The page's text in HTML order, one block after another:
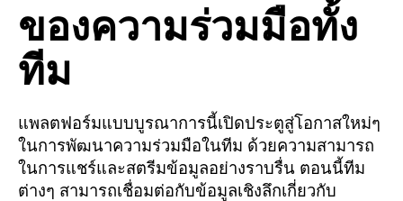
ของความร่วมมือทั้ง
ทีม
แพลตฟอร์มแบบบูรณาการนี้เปิดประตูสู่โอกาสใหม่ๆ
ในการพัฒนาความร่วมมือในทีม ด้วยความสามารถ
ในการแชร์และสตรีมข้อมูลอย่างราบรื่น ตอนนี้ทีม
ต่างๆ สามารถเชื่อมต่อกับข้อมูลเชิงลึกเกี่ยวกับ